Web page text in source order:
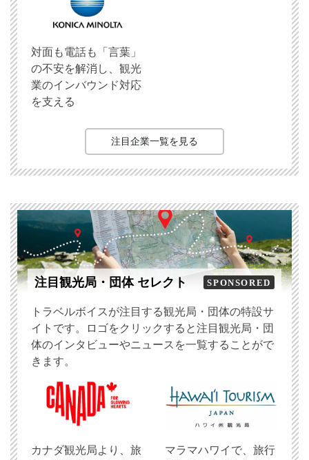
対面も電話も「言葉」
の不安を解消し、観光
業のインバウンド対応
を支える
注目企業一覧を見る
注目観光局・団体 セレクト SPONSORED
トラベルボイスが注目する観光局・団体の特設サ
イトです。ロゴをクリックすると注目観光局・団
体のインタビューやニュースを一覧することがで
きます。
​カナダ観光局より、旅
マラマハワイで、旅行